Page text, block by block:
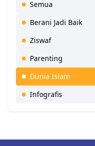
Semua
Berani Jadi Baik
Ziswaf
Parenting
Dunia Islam
Infografis